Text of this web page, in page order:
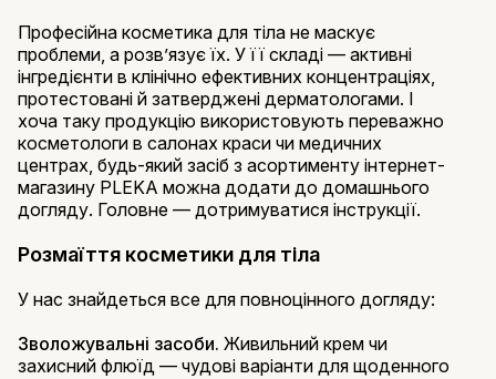
Професійна косметика для тіла не маскує
проблеми, а розв’язує їх. У її складі — активні
інгредієнти в клінічно ефективних концентраціях,
протестовані й затверджені дерматологами. І
хоча таку продукцію використовують переважно
косметологи в салонах краси чи медичних
центрах, будь-який засіб з асортименту інтернет-
магазину PLEKA можна додати до домашнього
догляду. Головне — дотримуватися інструкції.
Розмаїття косметики для тіла
У нас знайдеться все для повноцінного догляду:
Зволожувальні засоби. Живильний крем чи
захисний флюїд — чудові варіанти для щоденного